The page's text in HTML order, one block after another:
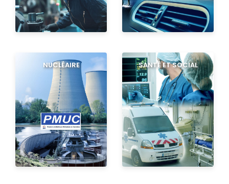
NUCLÉAIRE SANTÉ ET SOCIAL